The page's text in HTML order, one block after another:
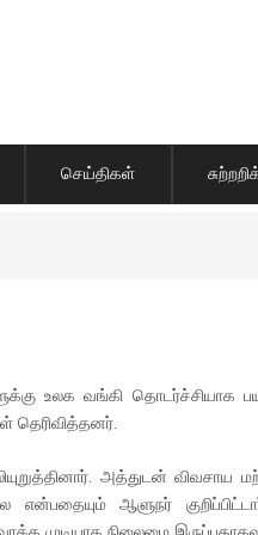
செய்திகள்
உலக வங்கி
தெரிவித்தனர்.
அத்துடன் விவசாய
ஆளுநர்